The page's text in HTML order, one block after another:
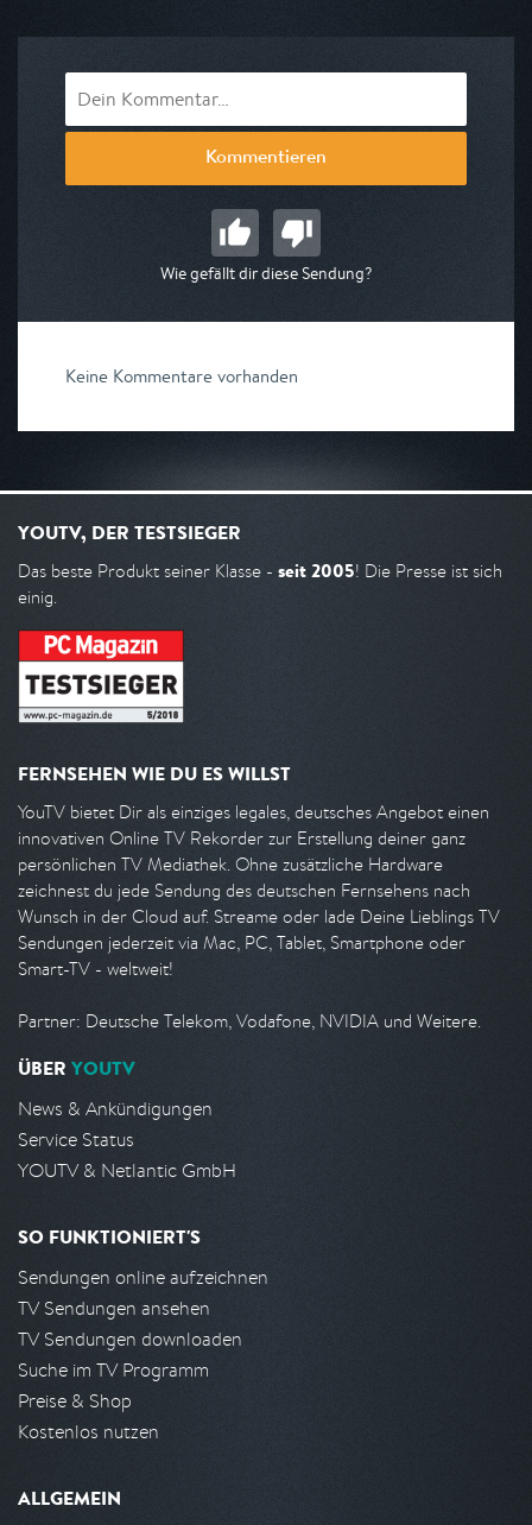
Kommentieren
Wie gefällt dir diese Sendung?
Keine Kommentare vorhanden
YOUTV, DER TESTSIEGER
Das beste Produkt seiner Klasse - seit 2005! Die Presse ist sich
einig.
FERNSEHEN WIE DU ES WILLST
YouTV bietet Dir als einziges legales, deutsches Angebot einen
innovativen Online TV Rekorder zur Erstellung deiner ganz
persönlichen TV Mediathek. Ohne zusätzliche Hardware
zeichnest du jede Sendung des deutschen Fernsehens nach
Wunsch in der Cloud auf. Streame oder lade Deine Lieblings TV
Sendungen jederzeit via Mac, PC, Tablet, Smartphone oder
Smart-TV - weltweit!
Partner: Deutsche Telekom, Vodafone, NVIDIA und Weitere.
ÜBER YOUTV
News & Ankündigungen
Service Status
YOUTV & Netlantic GmbH
SO FUNKTIONIERT'S
Sendungen online aufzeichnen
TV Sendungen ansehen
TV Sendungen downloaden
Suche im TV Programm
Preise & Shop
Kostenlos nutzen
ALLGEMEIN